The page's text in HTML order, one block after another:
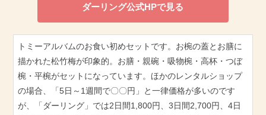
ダーリング公式HPで見る
トミーアルバムのお食い初めセットです。お椀の蓋とお膳に
描かれた松竹梅が印象的。お膳・親碗・吸物椀・高杯・つぼ
椀・平椀がセットになっています。ほかのレンタルショップ
の場合、「5日～1週間で〇〇円」と一律価格が多いのです
が、「ダーリング」では2日間1,800円、3日間2,700円、4日